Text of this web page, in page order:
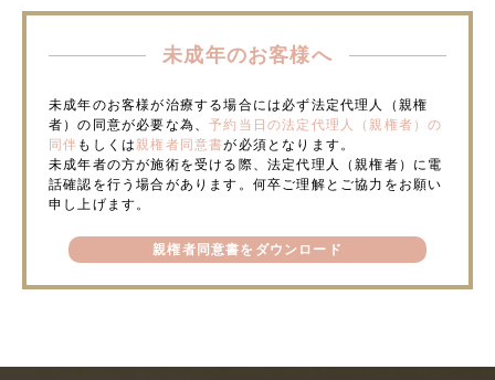
未成年のお客様へ
未成年のお客様が治療する場合には必ず法定代理人（親権
者）の同意が必要な為、予約当日の法定代理人（親権者）の
同伴 もしくは親権者同意書が必須となります。
未成年者の方が施術を受ける際、法定代理人（親権者）に電
話確認を行う場合があります。何卒ご理解とご協力をお願い
申し上げます。
親権者同意書をダウンロード